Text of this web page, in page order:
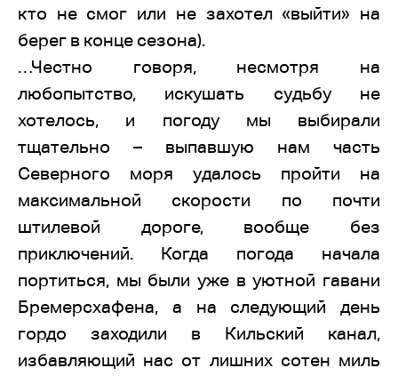
кто не смог или не захотел «выйти» на
берег в конце сезона).
…Честно говоря, несмотря на
любопытство, искушать судьбу не
хотелось, и погоду мы выбирали
тщательно – выпавшую нам часть
Северного моря удалось пройти на
максимальной скорости по почти
штилевой дороге, вообще без
приключений. Когда погода начала
портиться, мы были уже в уютной гавани
Бремерсхафена, а на следующий день
гордо заходили в Кильский канал,
избавляющий нас от лишних сотен миль